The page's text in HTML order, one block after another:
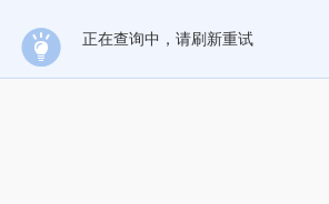
正在查询中，请刷新重试